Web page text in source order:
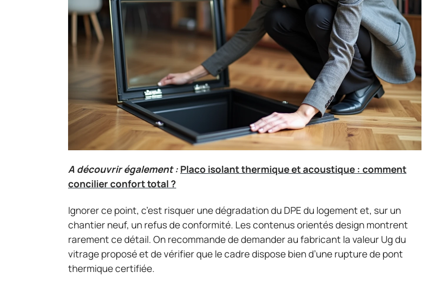
A découvrir également :Placo isolant thermique et acoustique : comment
concilier confort total ?
Ignorer ce point, c’est risquer une dégradation du DPE du logement et, sur un
chantier neuf, un refus de conformité. Les contenus orientés design montrent
rarement ce détail. On recommande de demander au fabricant la valeur Ug du
vitrage proposé et de vérifier que le cadre dispose bien d’une rupture de pont
thermique certifiée.